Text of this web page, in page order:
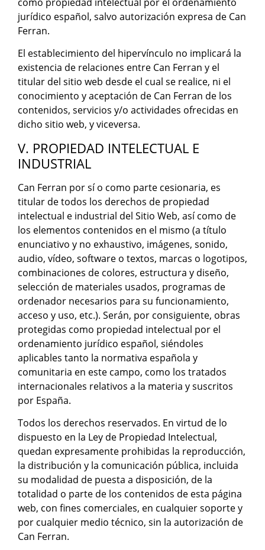
jurídico español, salvo autorización expresa de Can
Ferran.
El establecimiento del hipervínculo no implicará la
existencia de relaciones entre Can Ferran y el
titular del sitio web desde el cual se realice, ni el
conocimiento y aceptación de Can Ferran de los
contenidos, servicios y/o actividades ofrecidas en
dicho sitio web, y viceversa.
V. PROPIEDAD INTELECTUAL E
INDUSTRIAL
Can Ferran por sí o como parte cesionaria, es
titular de todos los derechos de propiedad
intelectual e industrial del Sitio Web, así como de
los elementos contenidos en el mismo (a título
enunciativo y no exhaustivo, imágenes, sonido,
audio, vídeo, software o textos, marcas o logotipos,
combinaciones de colores, estructura y diseño,
selección de materiales usados, programas de
ordenador necesarios para su funcionamiento,
acceso y uso, etc.). Serán, por consiguiente, obras
protegidas como propiedad intelectual por el
ordenamiento jurídico español, siéndoles
aplicables tanto la normativa española y
comunitaria en este campo, como los tratados
internacionales relativos a la materia y suscritos
por España.
Todos los derechos reservados. En virtud de lo
dispuesto en la Ley de Propiedad Intelectual,
quedan expresamente prohibidas la reproducción,
la distribución y la comunicación pública, incluida
su modalidad de puesta a disposición, de la
totalidad o parte de los contenidos de esta página
web, con fines comerciales, en cualquier soporte y
por cualquier medio técnico, sin la autorización de
Can Ferran.